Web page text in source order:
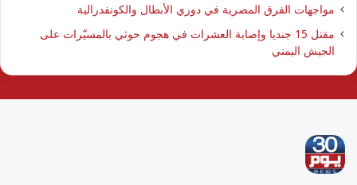
مواجهات الفرق المصرية في دوري الأبطال والكونفدرالية
مقتل 15 جنديا وإصابة العشرات في هجوم حوثي بالمسيّرات على
الجيش اليمني